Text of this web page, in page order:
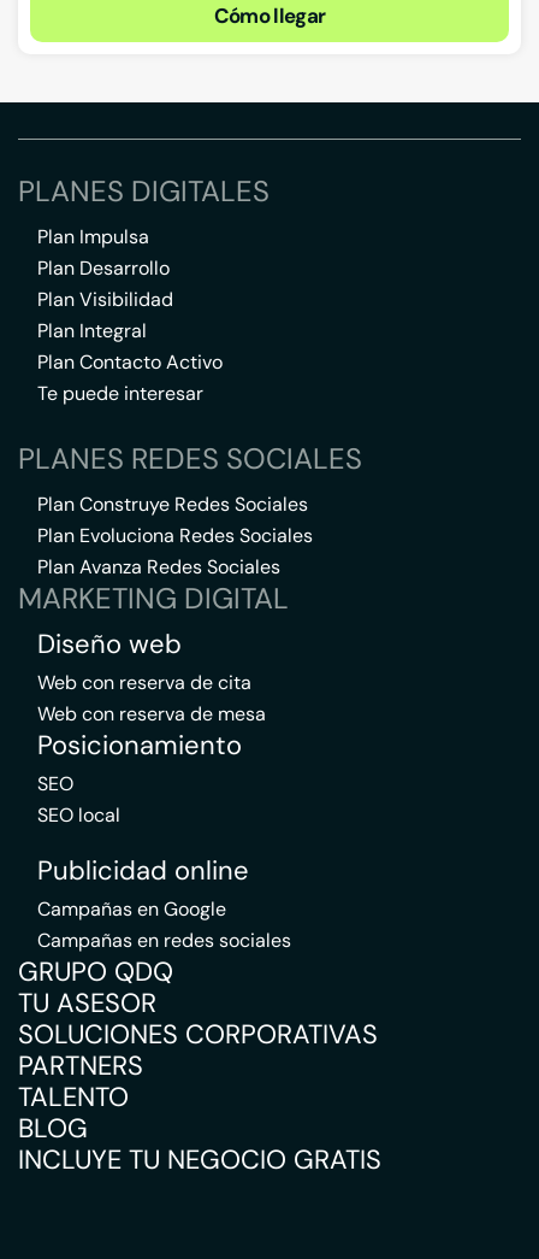
Cómo llegar
PLANES DIGITALES
Plan Impulsa
Plan Desarrollo
Plan Visibilidad
Plan Integral
Plan Contacto Activo
Te puede interesar
PLANES REDES SOCIALES
Plan Construye Redes Sociales
Plan Evoluciona Redes Sociales
Plan Avanza Redes Sociales
MARKETING DIGITAL
Diseño web
Web con reserva de cita
Web con reserva de mesa
Posicionamiento
SEO
SEO local
Publicidad online
Campañas en Google
Campañas en redes sociales
GRUPO QDQ
TU ASESOR
SOLUCIONES CORPORATIVAS
PARTNERS
TALENTO
BLOG
INCLUYE TU NEGOCIO GRATIS